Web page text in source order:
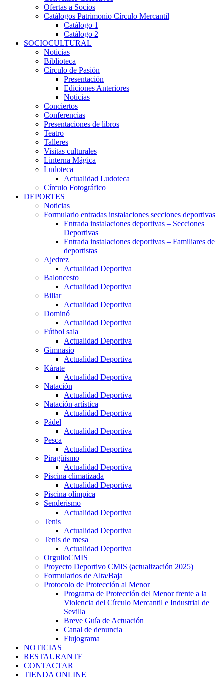
Ofertas a Socios
Catálogos Patrimonio Círculo Mercantil
Catálogo 1
Catálogo 2
SOCIOCULTURAL
Noticias
Biblioteca
Círculo de Pasión
Presentación
Ediciones Anteriores
Noticias
Conciertos
Conferencias
Presentaciones de libros
Teatro
Talleres
Visitas culturales
Linterna Mágica
Ludoteca
Actualidad Ludoteca
Círculo Fotográfico
DEPORTES
Noticias
Formulario entradas instalaciones secciones deportivas
Entrada instalaciones deportivas – Secciones
Deportivas
Entrada instalaciones deportivas – Familiares de
deportistas
Ajedrez
Actualidad Deportiva
Baloncesto
Actualidad Deportiva
Billar
Actualidad Deportiva
Dominó
Actualidad Deportiva
Fútbol sala
Actualidad Deportiva
Gimnasio
Actualidad Deportiva
Kárate
Actualidad Deportiva
Natación
Actualidad Deportiva
Natación artística
Actualidad Deportiva
Pádel
Actualidad Deportiva
Pesca
Actualidad Deportiva
Piragüismo
Actualidad Deportiva
Piscina climatizada
Actualidad Deportiva
Piscina olímpica
Senderismo
Actualidad Deportiva
Tenis
Actualidad Deportiva
Tenis de mesa
Actualidad Deportiva
OrgulloCMIS
Proyecto Deportivo CMIS (actualización 2025)
Formularios de Alta/Baja
Protocolo de Protección al Menor
Programa de Protección del Menor frente a la
Violencia del Círculo Mercantil e Industrial de
Sevilla
Breve Guía de Actuación
Canal de denuncia
Flujograma
NOTICIAS
RESTAURANTE
CONTACTAR
TIENDA ONLINE